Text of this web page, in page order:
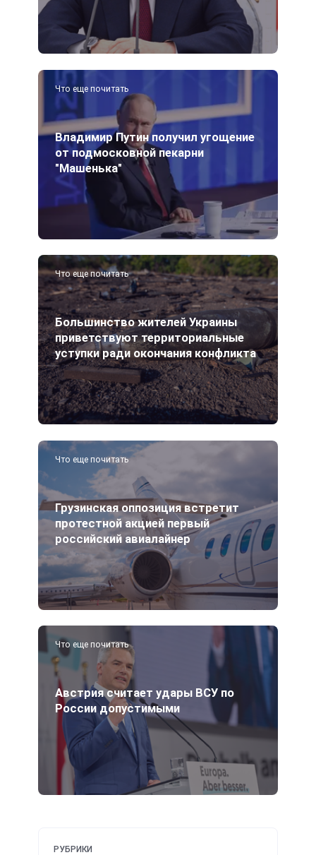
Что еще почитать
Владимир Путин получил угощение
от подмосковной пекарни
"Машенька"
Что еще почитать
Большинство жителей Украины
приветствуют территориальные
уступки ради окончания конфликта
Что еще почитать
Грузинская оппозиция встретит
протестной акцией первый
российский авиалайнер
Что еще почитать
Австрия считает удары ВСУ по
России допустимыми
РУБРИКИ